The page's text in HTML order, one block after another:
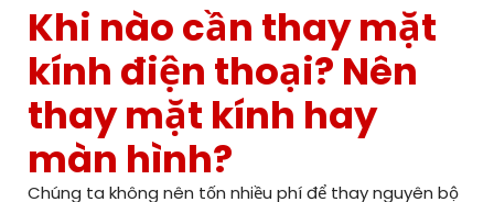
Khi nào cần thay mặt
kính điện thoại? Nên
thay mặt kính hay
màn hình?
Chúng ta không nên tốn nhiều phí để thay nguyên bộ